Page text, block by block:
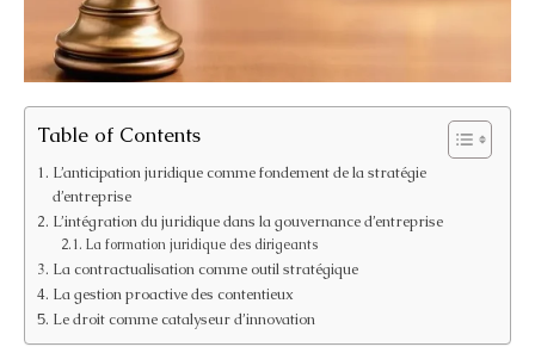
Table of Contents
L’anticipation juridique comme fondement de la stratégie
d’entreprise
L’intégration du juridique dans la gouvernance d’entreprise
La formation juridique des dirigeants
La contractualisation comme outil stratégique
La gestion proactive des contentieux
Le droit comme catalyseur d’innovation